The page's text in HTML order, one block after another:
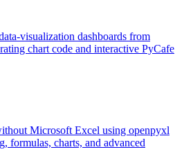
visualization dashboards from
chart code and interactive PyCafe
Microsoft Excel using openpyxl
formulas, charts, and advanced